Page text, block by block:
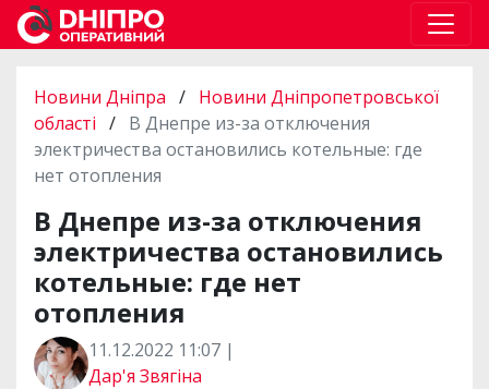
Новини Дніпра / Новини Дніпропетровської
області / В Днепре из-за отключения
электричества остановились котельные: где
нет отопления
В Днепре из-за отключения
электричества остановились
котельные: где нет
отопления
11.12.2022 11:07 |
Дар'я Звягіна